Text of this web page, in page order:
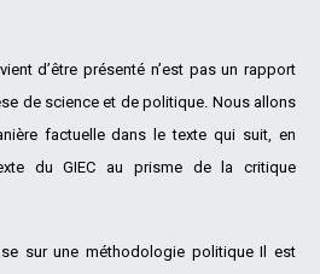
d’être présenté n’est pas un rapport
de science et de politique. Nous allons
factuelle dans le texte qui suit, en
du GIEC au prisme de la critique
sur une méthodologie politique Il est